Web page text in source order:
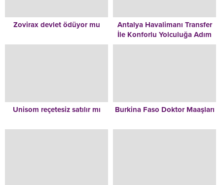
Zovirax devlet ödüyor mu
Antalya Havalimanı Transfer
İle Konforlu Yolculuğa Adım
Atın
Unisom reçetesiz satılır mı Burkina Faso Doktor Maaşları